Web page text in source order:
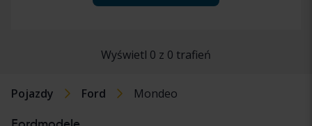
Wyświetl 0 z 0 trafień
Pojazdy Ford Mondeo